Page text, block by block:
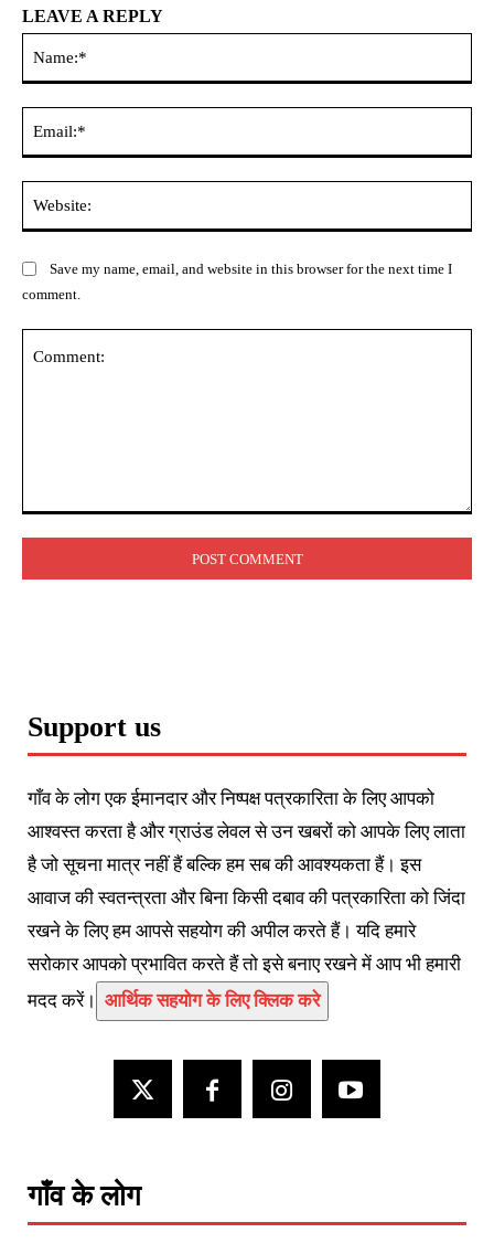
LEAVE A REPLY
Save my name, email, and website in this browser for the next time I
comment.
Support us
गाँव के लोग एक ईमानदार और निष्पक्ष पत्रकारिता के लिए आपको
आश्वस्त करता है और ग्राउंड लेवल से उन खबरों को आपके लिए लाता
है जो सूचना मात्र नहीं हैं बल्कि हम सब की आवश्यकता हैं। इस
आवाज की स्वतन्त्रता और बिना किसी दबाव की पत्रकारिता को जिंदा
रखने के लिए हम आपसे सहयोग की अपील करते हैं। यदि हमारे
सरोकार आपको प्रभावित करते हैं तो इसे बनाए रखने में आप भी हमारी
मदद करें। आर्थिक सहयोग के लिए क्लिक करे
गाँव के लोग